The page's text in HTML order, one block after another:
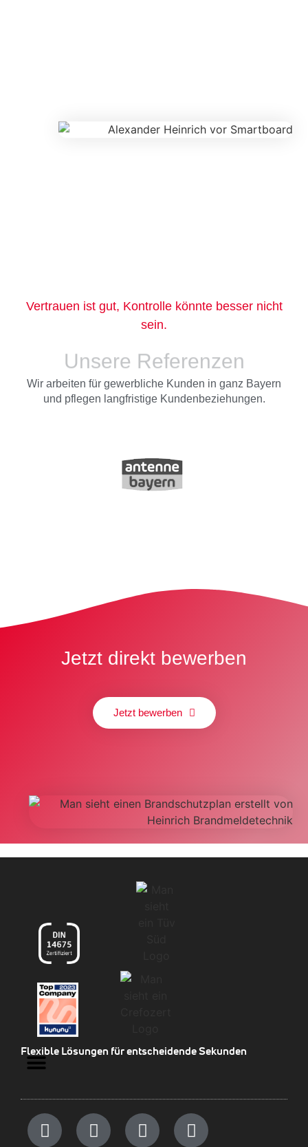
Vertrauen ist gut, Kontrolle könnte besser nicht
sein.
Unsere Referenzen
Wir arbeiten für gewerbliche Kunden in ganz Bayern
und pflegen langfristige Kundenbeziehungen.
Jetzt direkt bewerben
Jetzt bewerben
Flexible Lösungen für entscheidende Sekunden